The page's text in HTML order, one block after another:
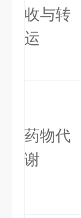
收与转
运
药物代
谢